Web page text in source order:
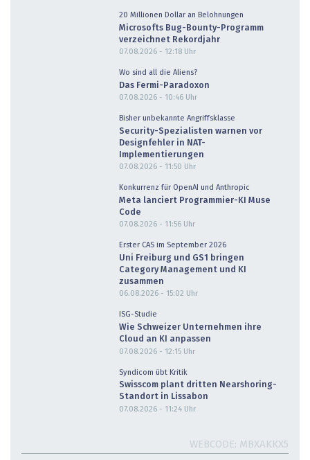
20 Millionen Dollar an Belohnungen
Microsofts Bug-Bounty-Programm
verzeichnet Rekordjahr
07.08.2026 - 12:18 Uhr
Wo sind all die Aliens?
Das Fermi-Paradoxon
07.08.2026 - 10:46 Uhr
Bisher unbekannte Angriffsklasse
Security-Spezialisten warnen vor
Designfehler in NAT-
Implementierungen
07.08.2026 - 11:50 Uhr
Konkurrenz für OpenAI und Anthropic
Meta lanciert Programmier-KI Muse
Code
07.08.2026 - 11:56 Uhr
Erster CAS im September 2026
Uni Freiburg und GS1 bringen
Category Management und KI
zusammen
06.08.2026 - 15:02 Uhr
ISG-Studie
Wie Schweizer Unternehmen ihre
Cloud an KI anpassen
07.08.2026 - 12:15 Uhr
Syndicom übt Kritik
Swisscom plant dritten Nearshoring-
Standort in Lissabon
07.08.2026 - 11:24 Uhr
WEBCODE MBXAKKX5